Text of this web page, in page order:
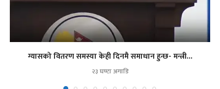
ग्यासको वितरण समस्या केही दिनमै समाधान हुन्छ- मन्त्री...
२३ घण्टा अगाडि